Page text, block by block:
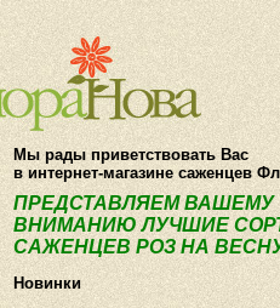
О
Мы рады приветствовать Вас
в интернет-магазине саженцев
ПРЕДСТАВЛЯЕМ ВАШЕМУ
ВНИМАНИЮ ЛУЧШИЕ
САЖЕНЦЕВ РОЗ НА ВЕСНУ
Новинки